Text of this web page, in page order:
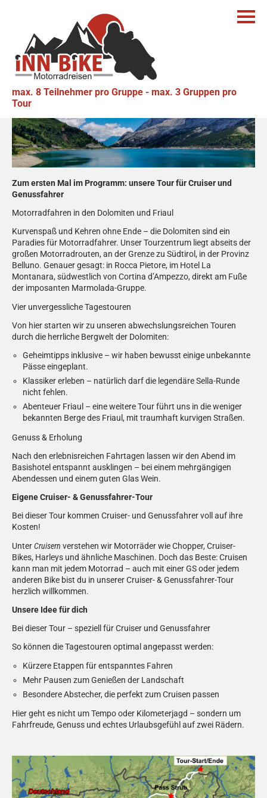
max. 8 Teilnehmer pro Gruppe - max. 3 Gruppen pro
Tour
Südtirol – Dolomiten – Friaul
Cruiser-Genussfahrer Tour
Geführte Motorradtour in den Dolomiten
Zum ersten Mal im Programm: unsere Tour für Cruiser und
Genussfahrer
Motorradfahren in den Dolomiten und Friaul
Kurvenspaß und Kehren ohne Ende – die Dolomiten sind ein
Paradies für Motorradfahrer. Unser Tourzentrum liegt abseits der
großen Motorradrouten, an der Grenze zu Südtirol, in der Provinz
Belluno. Genauer gesagt: in Rocca Pietore, im Hotel La
Montanara, südwestlich von Cortina d’Ampezzo, direkt am Fuße
der imposanten Marmolada-Gruppe.
Vier unvergessliche Tagestouren
Von hier starten wir zu unseren abwechslungsreichen Touren
durch die herrliche Bergwelt der Dolomiten:
Geheimtipps inklusive – wir haben bewusst einige unbekannte
Pässe eingeplant.
Klassiker erleben – natürlich darf die legendäre Sella-Runde
nicht fehlen.
Abenteuer Friaul – eine weitere Tour führt uns in die weniger
bekannten Berge des Friaul, mit traumhaft kurvigen Straßen.
Genuss & Erholung
Nach den erlebnisreichen Fahrtagen lassen wir den Abend im
Basishotel entspannt ausklingen – bei einem mehrgängigen
Abendessen und einem guten Glas Wein.
Eigene Cruiser- & Genussfahrer-Tour
Bei dieser Tour kommen Cruiser- und Genussfahrer voll auf ihre
Kosten!
UnterCruisern verstehen wir Motorräder wie Chopper, Cruiser-
Bikes, Harleys und ähnliche Maschinen. Doch das Beste: Cruisen
kann man mit jedem Motorrad – auch mit einer GS oder jedem
anderen Bike bist du in unserer Cruiser- & Genussfahrer-Tour
herzlich willkommen.
Unsere Idee für dich
Bei dieser Tour – speziell für Cruiser und Genussfahrer
So können die Tagestouren optimal angepasst werden:
Kürzere Etappen für entspanntes Fahren
Mehr Pausen zum Genießen der Landschaft
Besondere Abstecher, die perfekt zum Cruisen passen
Hier geht es nicht um Tempo oder Kilometerjagd – sondern um
Fahrfreude, Genuss und echtes Urlaubsgefühl auf zwei Rädern.